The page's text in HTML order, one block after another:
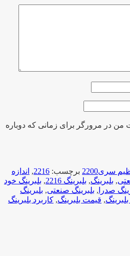
من در مرورگر برای زمانی که دوباره
سری2200 برچسب: 2216
, اندازه
, بلبرینگ, بلبرینگ 2216 , بلبرینگ خود
صدرا , بلبرینگ صنعتی, بلبرینگ
, قیمت بلبرینگ, کاربرد بلبرینگ